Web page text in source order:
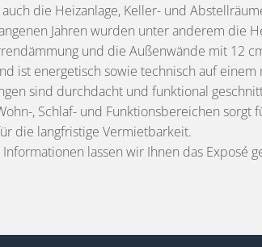
auch die Heizanlage, Keller- und
Jahren wurden unter anderem die
und die Außenwände mit 12
ist energetisch sowie technisch auf
sind durchdacht und funktional
, Schlaf- und Funktionsbereichen
die langfristige Vermietbarkeit.
lassen wir Ihnen das Exposé